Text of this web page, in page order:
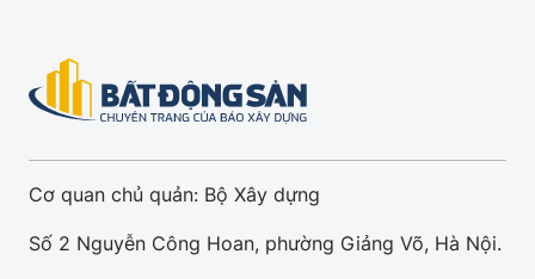
Cơ quan chủ quản: Bộ Xây dựng
Số 2 Nguyễn Công Hoan, phường Giảng Võ, Hà Nội.